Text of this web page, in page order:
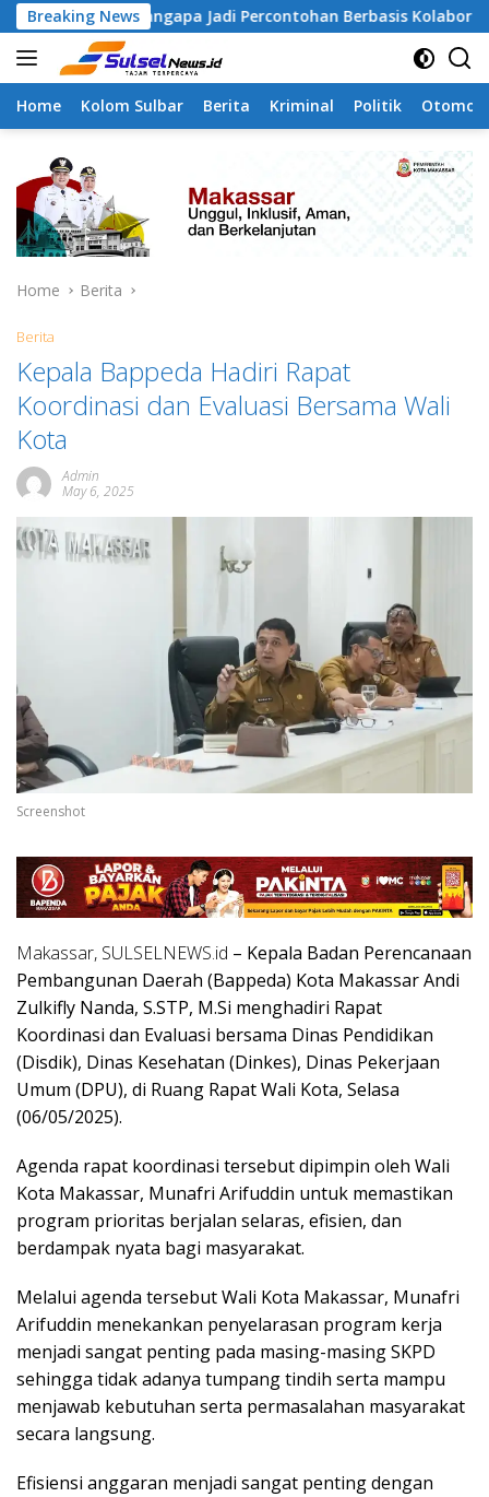
Skip
to
content
Breaking NewsJadi Percontohan Berbasis Kolaborasi Warga
Home Kolom Sulbar Berita Kriminal Politik
Home Berita
Berita
Kepala Bappeda Hadiri Rapat
Koordinasi dan Evaluasi Bersama Wali
Kota
Admin
May 6, 2025
Screenshot
Makassar, SULSELNEWS.id – Kepala Badan Perencanaan
Pembangunan Daerah (Bappeda) Kota Makassar Andi
Zulkifly Nanda, S.STP, M.Si menghadiri Rapat
Koordinasi dan Evaluasi bersama Dinas Pendidikan
(Disdik), Dinas Kesehatan (Dinkes), Dinas Pekerjaan
Umum (DPU), di Ruang Rapat Wali Kota, Selasa
(06/05/2025).
Agenda rapat koordinasi tersebut dipimpin oleh Wali
Kota Makassar, Munafri Arifuddin untuk memastikan
program prioritas berjalan selaras, efisien, dan
berdampak nyata bagi masyarakat.
Melalui agenda tersebut Wali Kota Makassar, Munafri
Arifuddin menekankan penyelarasan program kerja
menjadi sangat penting pada masing-masing SKPD
sehingga tidak adanya tumpang tindih serta mampu
menjawab kebutuhan serta permasalahan masyarakat
secara langsung.
Efisiensi anggaran menjadi sangat penting dengan